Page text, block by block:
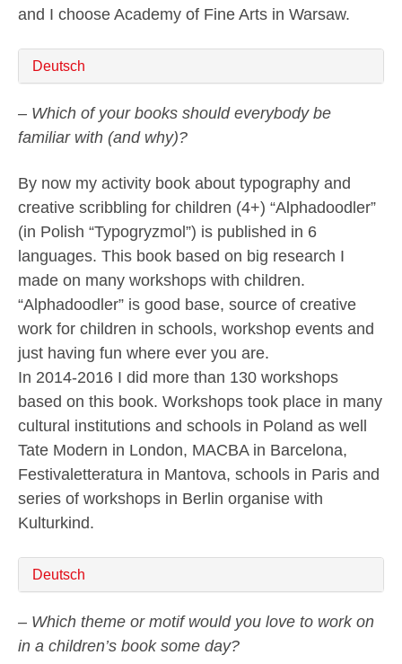
and I choose Academy of Fine Arts in Warsaw.
Deutsch
– Which of your books should everybody be
familiar with (and why)?
By now my activity book about typography and
creative scribbling for children (4+) “Alphadoodler”
(in Polish “Typogryzmol”) is published in 6
languages. This book based on big research I
made on many workshops with children.
“Alphadoodler” is good base, source of creative
work for children in schools, workshop events and
just having fun where ever you are.
In 2014-2016 I did more than 130 workshops
based on this book. Workshops took place in many
cultural institutions and schools in Poland as well
Tate Modern in London, MACBA in Barcelona,
Festivaletteratura in Mantova, schools in Paris and
series of workshops in Berlin organise with
Kulturkind.
Deutsch
– Which theme or motif would you love to work on
in a children’s book some day?